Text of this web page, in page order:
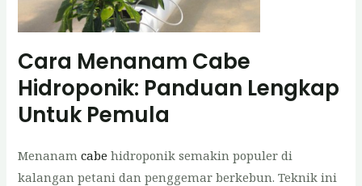
Cara Menanam Cabe
Hidroponik: Panduan Lengkap
Untuk Pemula
Menanamcabe hidroponik semakin populer di
kalangan petani dan penggemar berkebun. Teknik ini